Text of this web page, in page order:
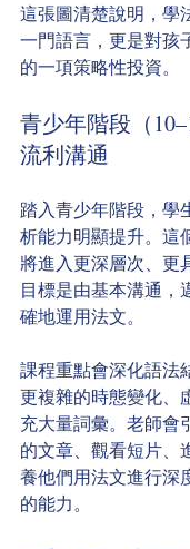
這張圖清楚說明，學
一門語言，更是對孩
的一項策略性投資。
青少年階段（
流利溝通
踏入青少年階段，學
析能力明顯提升。這
將進入更深層次、更
目標是由基本溝通，
確地運用法文。
課程重點會深化語法
更複雜的時態變化、
充大量詞彙。老師會
的文章、觀看短片、
養他們用法文進行深
的能力。